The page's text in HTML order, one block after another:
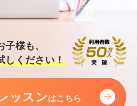
様も、
しください！
ッスンはこちら